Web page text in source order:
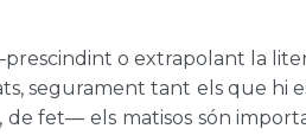
o extrapolant la
segurament tant els que hi
fet— els matisos són